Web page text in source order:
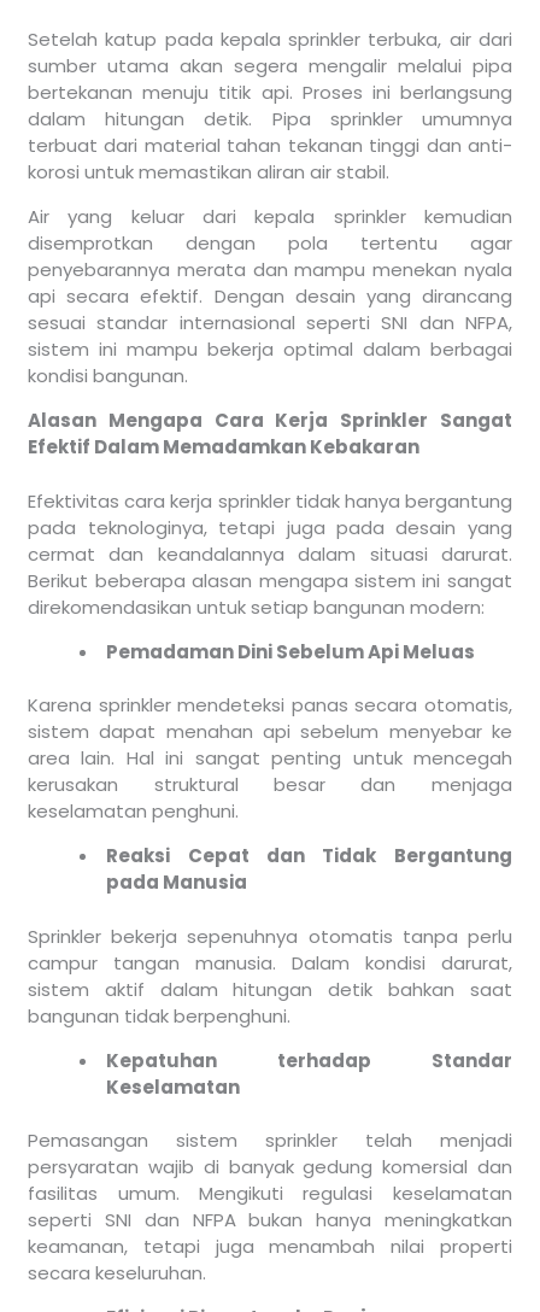
Setelah katup pada kepala sprinkler terbuka, air dari
sumber utama akan segera mengalir melalui pipa
bertekanan menuju titik api. Proses ini berlangsung
dalam hitungan detik. Pipa sprinkler umumnya
terbuat dari material tahan tekanan tinggi dan anti-
korosi untuk memastikan aliran air stabil.
Air yang keluar dari kepala sprinkler kemudian
disemprotkan dengan pola tertentu agar
penyebarannya merata dan mampu menekan nyala
api secara efektif. Dengan desain yang dirancang
sesuai standar internasional seperti SNI dan NFPA,
sistem ini mampu bekerja optimal dalam berbagai
kondisi bangunan.
Alasan Mengapa Cara Kerja Sprinkler Sangat
Efektif Dalam Memadamkan Kebakaran
Efektivitas cara kerja sprinkler tidak hanya bergantung
pada teknologinya, tetapi juga pada desain yang
cermat dan keandalannya dalam situasi darurat.
Berikut beberapa alasan mengapa sistem ini sangat
direkomendasikan untuk setiap bangunan modern:
Pemadaman Dini Sebelum Api Meluas
Karena sprinkler mendeteksi panas secara otomatis,
sistem dapat menahan api sebelum menyebar ke
area lain. Hal ini sangat penting untuk mencegah
kerusakan struktural besar dan menjaga
keselamatan penghuni.
Reaksi Cepat dan Tidak Bergantung
pada Manusia
Sprinkler bekerja sepenuhnya otomatis tanpa perlu
campur tangan manusia. Dalam kondisi darurat,
sistem aktif dalam hitungan detik bahkan saat
bangunan tidak berpenghuni.
Kepatuhan terhadap Standar
Keselamatan
Pemasangan sistem sprinkler telah menjadi
persyaratan wajib di banyak gedung komersial dan
fasilitas umum. Mengikuti regulasi keselamatan
seperti SNI dan NFPA bukan hanya meningkatkan
keamanan, tetapi juga menambah nilai properti
secara keseluruhan.